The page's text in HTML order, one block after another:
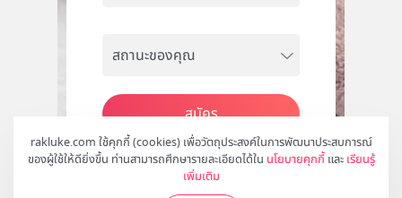
rakluke.com ใช้คุกกี้ (cookies) เพื่อวัตถุประสงค์ในการพัฒนาประสบการณ์
ของผู้ใช้ให้ดียิ่งขึ้น ท่านสามารถศึกษารายละเอียดได้ใน นโยบายคุกกี้ และ เรียนรู้
เพิ่มเติม
สมัคร